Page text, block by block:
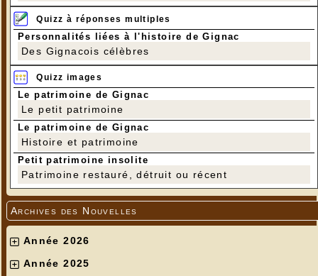
Quizz à réponses multiples
Personnalités liées à l'histoire de Gignac
Des Gignacois célèbres
Quizz images
Le patrimoine de Gignac
Le petit patrimoine
Le patrimoine de Gignac
Histoire et patrimoine
Petit patrimoine insolite
Patrimoine restauré, détruit ou récent
Archives des Nouvelles
Année 2026
Année 2025